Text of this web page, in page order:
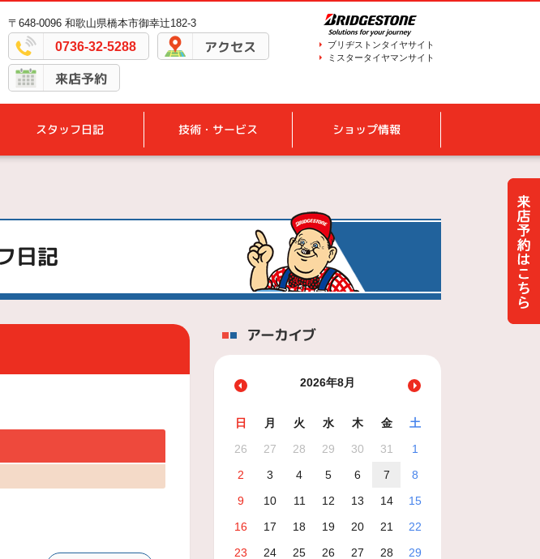
〒648-0096 和歌山県橋本市御幸辻182-3
0736-32-5288 アクセス
来店予約
ブリヂストンタイヤサイト
ミスタータイヤマンサイト
スタッフ日記 技術・サービス ショップ情報
日記
アーカイブ
2026年8月
日 月 火 水 木 金
土
26
27 28 29 30 31
1
2
3 4 5 6 7
8
9
10 11 12 13 14
15
16
17 18 19 20 21
22
23
24 25 26 27 28
29